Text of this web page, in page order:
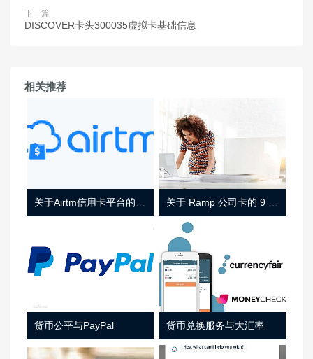
下一篇
DISCOVER卡头300035虚拟卡基础信息
相关推荐
货币公平与PayPal 货币兑换服务与大汇率